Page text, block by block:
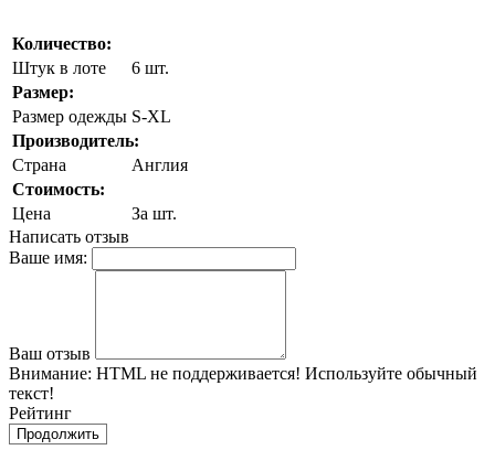
Количество:
Штук в лоте
6 шт.
Размер:
Размер одежды S-XL
Производитель:
Страна
Англия
Стоимость:
Цена
За шт.
Написать отзыв
Ваше имя:
Ваш отзыв
Внимание: HTML не поддерживается! Используйте обычный
текст!
Рейтинг
Продолжить